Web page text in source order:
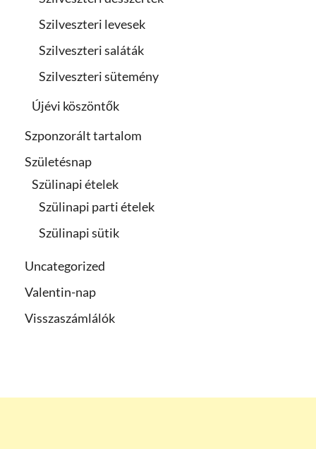
Szilveszteri levesek
Szilveszteri saláták
Szilveszteri sütemény
Újévi köszöntők
Szponzorált tartalom
Születésnap
Szülinapi ételek
Szülinapi parti ételek
Szülinapi sütik
Uncategorized
Valentin-nap
Visszaszámlálók